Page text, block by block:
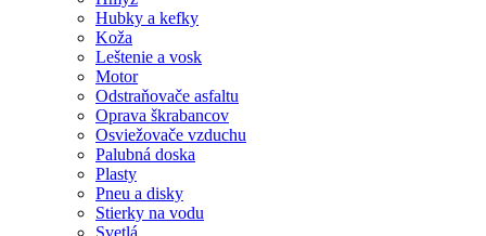
Hubky a kefky
Koža
Leštenie a vosk
Motor
Odstraňovače asfaltu
Oprava škrabancov
Osviežovače vzduchu
Palubná doska
Plasty
Pneu a disky
Stierky na vodu
Svetlá